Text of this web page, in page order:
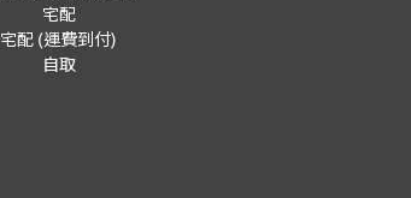
宅配
宅配 (運費到付)
自取